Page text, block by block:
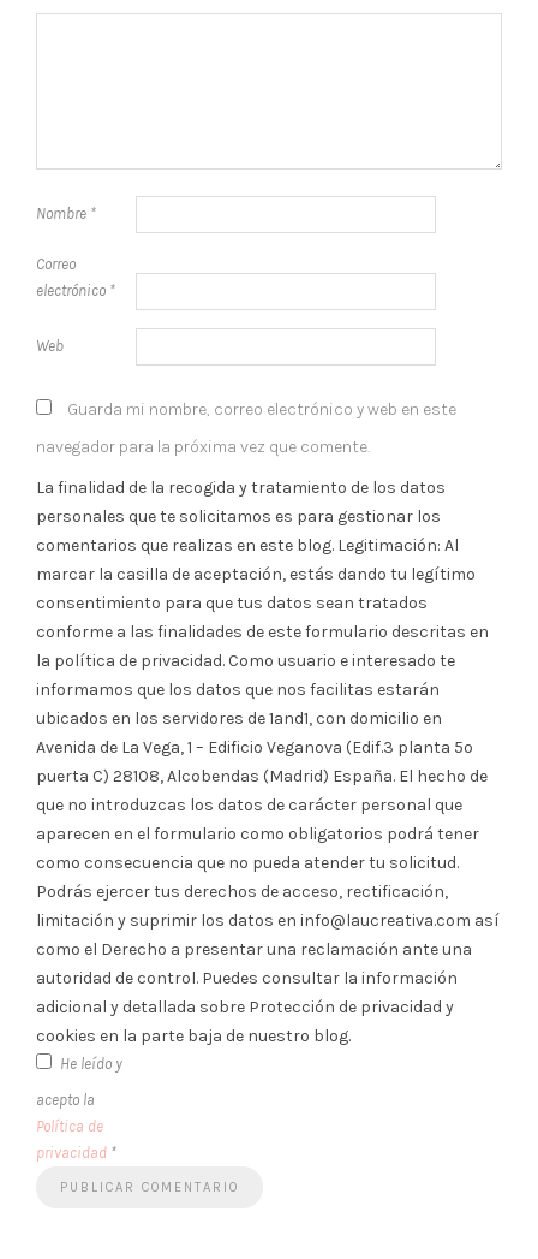
Nombre *
Correo
electrónico *
Web
Guarda mi nombre, correo electrónico y web en este
navegador para la próxima vez que comente.
La finalidad de la recogida y tratamiento de los datos
personales que te solicitamos es para gestionar los
comentarios que realizas en este blog. Legitimación: Al
marcar la casilla de aceptación, estás dando tu legítimo
consentimiento para que tus datos sean tratados
conforme a las finalidades de este formulario descritas en
la política de privacidad. Como usuario e interesado te
informamos que los datos que nos facilitas estarán
ubicados en los servidores de 1and1, con domicilio en
Avenida de La Vega, 1 – Edificio Veganova (Edif.3 planta 5º
puerta C) 28108, Alcobendas (Madrid) España. El hecho de
que no introduzcas los datos de carácter personal que
aparecen en el formulario como obligatorios podrá tener
como consecuencia que no pueda atender tu solicitud.
Podrás ejercer tus derechos de acceso, rectificación,
limitación y suprimir los datos en info@laucreativa.com así
como el Derecho a presentar una reclamación ante una
autoridad de control. Puedes consultar la información
adicional y detallada sobre Protección de privacidad y
cookies en la parte baja de nuestro blog.
He leído y
acepto la
Política de
privacidad *